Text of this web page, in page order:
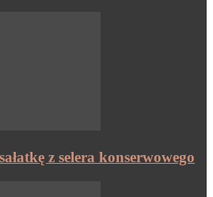
z selera konserwowego